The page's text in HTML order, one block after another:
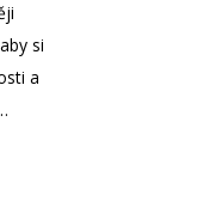
si
a